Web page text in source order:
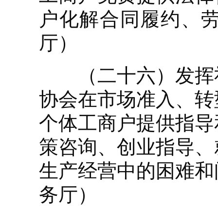
户化解合同履约、
厅）
（二十六）发挥
协会在市场准入、
个体工商户提供指
策咨询、创业指导
生产经营中的困难
务厅）